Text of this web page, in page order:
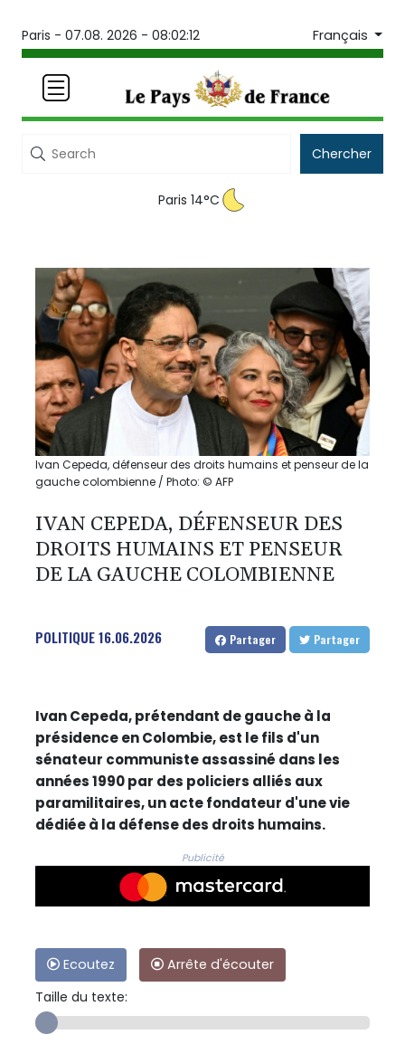
Paris - 07.08. 2026 - 08:02:12 Français
Chercher
Paris 14°C
Ivan Cepeda, défenseur des droits humains et penseur de la
gauche colombienne / Photo: © AFP
IVAN CEPEDA, DÉFENSEUR DES
DROITS HUMAINS ET PENSEUR
DE LA GAUCHE COLOMBIENNE
POLITIQUE16.06.2026 Partager Partager
Ivan Cepeda, prétendant de gauche à la
présidence en Colombie, est le fils d'un
sénateur communiste assassiné dans les
années 1990 par des policiers alliés aux
paramilitaires, un acte fondateur d'une vie
dédiée à la défense des droits humains.
Publicité
Ecoutez
Arrête d'écouter
Taille du texte: